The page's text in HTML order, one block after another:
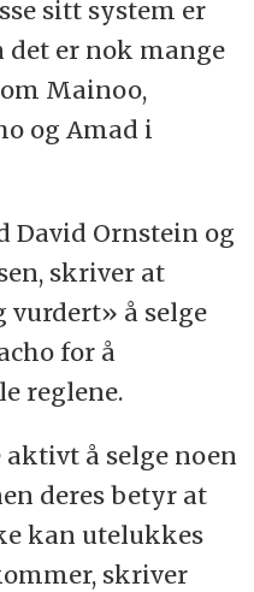
sitt system er
det er nok mange
Mainoo,
og Amad i
David Ornstein og
skriver at
å selge
for å
reglene.
å selge noen
deres betyr at
kan utelukkes
skriver